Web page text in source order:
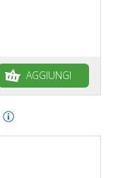
AGGIUNGI